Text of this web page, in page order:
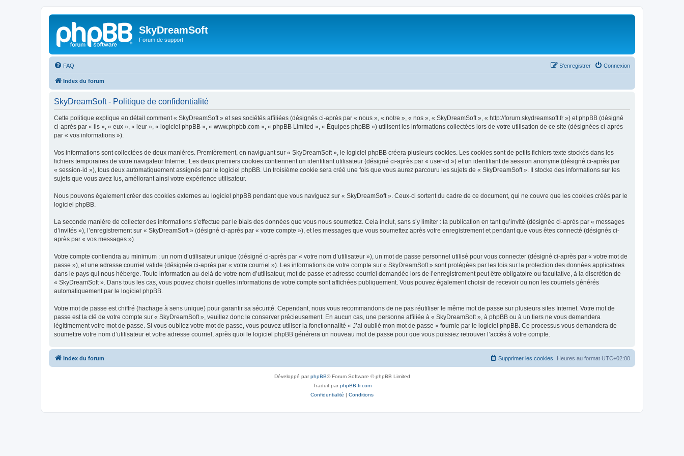
SkyDreamSoft
Forum de support
FAQ Connexion
S’enregistrer
Index du forum
SkyDreamSoft - Politique de confidentialité
Cette politique explique en détail comment « SkyDreamSoft » et ses sociétés affiliées (désignés ci-après par « nous », « notre », « nos », « SkyDreamSoft », « http://forum.skydreamsoft.fr ») et phpBB (désigné
ci-après par « ils », « eux », « leur », « logiciel phpBB », « www.phpbb.com », « phpBB Limited », « Équipes phpBB ») utilisent les informations collectées lors de votre utilisation de ce site (désignées ci-après
par « vos informations »).
Vos informations sont collectées de deux manières. Premièrement, en naviguant sur « SkyDreamSoft », le logiciel phpBB créera plusieurs cookies. Les cookies sont de petits fichiers texte stockés dans les
fichiers temporaires de votre navigateur Internet. Les deux premiers cookies contiennent un identifiant utilisateur (désigné ci-après par « user-id ») et un identifiant de session anonyme (désigné ci-après par
« session-id »), tous deux automatiquement assignés par le logiciel phpBB. Un troisième cookie sera créé une fois que vous aurez parcouru les sujets de « SkyDreamSoft ». Il stocke des informations sur les
sujets que vous avez lus, améliorant ainsi votre expérience utilisateur.
Nous pouvons également créer des cookies externes au logiciel phpBB pendant que vous naviguez sur « SkyDreamSoft ». Ceux-ci sortent du cadre de ce document, qui ne couvre que les cookies créés par le
logiciel phpBB.
La seconde manière de collecter des informations s’effectue par le biais des données que vous nous soumettez. Cela inclut, sans s’y limiter : la publication en tant qu’invité (désignée ci-après par « messages
d’invités »), l’enregistrement sur « SkyDreamSoft » (désigné ci-après par « votre compte »), et les messages que vous soumettez après votre enregistrement et pendant que vous êtes connecté (désignés ci-
après par « vos messages »).
Votre compte contiendra au minimum : un nom d’utilisateur unique (désigné ci-après par « votre nom d’utilisateur »), un mot de passe personnel utilisé pour vous connecter (désigné ci-après par « votre mot de
passe »), et une adresse courriel valide (désignée ci-après par « votre courriel »). Les informations de votre compte sur « SkyDreamSoft » sont protégées par les lois sur la protection des données applicables
dans le pays qui nous héberge. Toute information au-delà de votre nom d’utilisateur, mot de passe et adresse courriel demandée lors de l’enregistrement peut être obligatoire ou facultative, à la discrétion de
« SkyDreamSoft ». Dans tous les cas, vous pouvez choisir quelles informations de votre compte sont affichées publiquement. Vous pouvez également choisir de recevoir ou non les courriels générés
automatiquement par le logiciel phpBB.
Votre mot de passe est chiffré (hachage à sens unique) pour garantir sa sécurité. Cependant, nous vous recommandons de ne pas réutiliser le même mot de passe sur plusieurs sites Internet. Votre mot de
passe est la clé de votre compte sur « SkyDreamSoft », veuillez donc le conserver précieusement. En aucun cas, une personne affiliée à « SkyDreamSoft », à phpBB ou à un tiers ne vous demandera
légitimement votre mot de passe. Si vous oubliez votre mot de passe, vous pouvez utiliser la fonctionnalité « J’ai oublié mon mot de passe » fournie par le logiciel phpBB. Ce processus vous demandera de
soumettre votre nom d’utilisateur et votre adresse courriel, après quoi le logiciel phpBB générera un nouveau mot de passe pour que vous puissiez retrouver l’accès à votre compte.
Index du forum Heures au format UTC+02:00
Supprimer les cookies
Développé parphpBB® Forum Software © phpBB Limited
Traduit parphpBB-fr.com
Confidentialité | Conditions